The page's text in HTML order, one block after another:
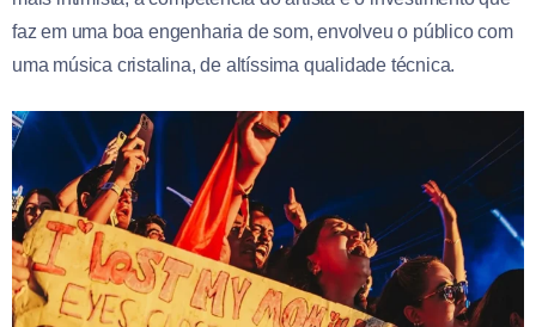
faz em uma boa engenharia de som, envolveu o público com
uma música cristalina, de altíssima qualidade técnica.